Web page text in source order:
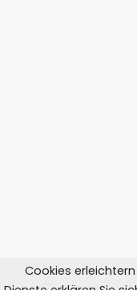
Cookies